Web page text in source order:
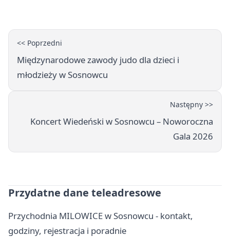
<< Poprzedni
Międzynarodowe zawody judo dla dzieci i
młodzieży w Sosnowcu
Następny >>
Koncert Wiedeński w Sosnowcu – Noworoczna
Gala 2026
Przydatne dane teleadresowe
Przychodnia MILOWICE w Sosnowcu - kontakt,
godziny, rejestracja i poradnie